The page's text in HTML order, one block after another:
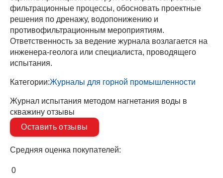
фильтрационные процессы, обосновать проектные
решения по дренажу, водопонижению и
противофильтрационным мероприятиям.
Ответственность за ведение журнала возлагается на
инженера-геолога или специалиста, проводящего
испытания.
Категории:Журналы для горной промышленности
Журнал испытания методом нагнетания воды в
скважину отзывы
Оставить отзывы
Средняя оценка покупателей:
0